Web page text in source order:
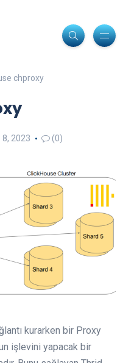
chproxy
8, 2023 (0)
kurarken bir Proxy
işlevini yapacak bir